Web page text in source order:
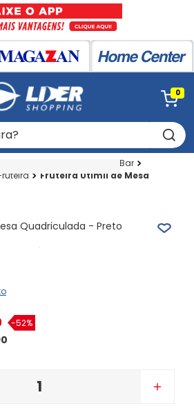
0
Mesa E Bar
Fruteira Utimil de Mesa
Quadriculada - Preto
-52%
＋